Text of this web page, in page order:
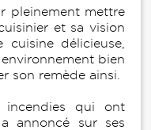
pleinement mettre
et sa vision
délicieuse,
bien
son remède ainsi.
incendies qui ont
a annoncé sur ses